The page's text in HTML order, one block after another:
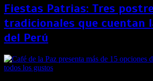
Fiestas Patrias: Tres
tradicionales que cuentan
del Perú